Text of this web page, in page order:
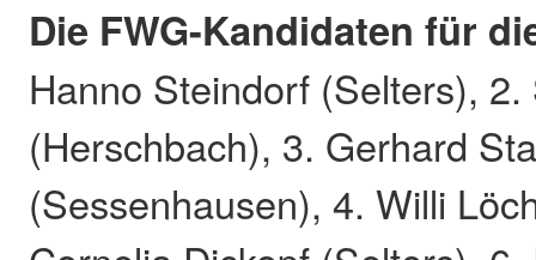
Die FWG-Kandidaten für
Hanno Steindorf (Selters),
(Herschbach), 3. Gerhard
(Sessenhausen), 4. Willi